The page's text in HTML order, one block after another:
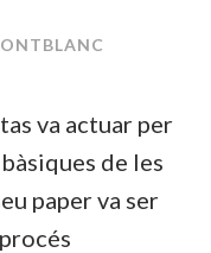
va actuar per
de les
paper va ser